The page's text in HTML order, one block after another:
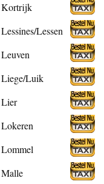
Kortrijk
Lessines/Lessen
Leuven
Liege/Luik
Lier
Lokeren
Lommel
Malle